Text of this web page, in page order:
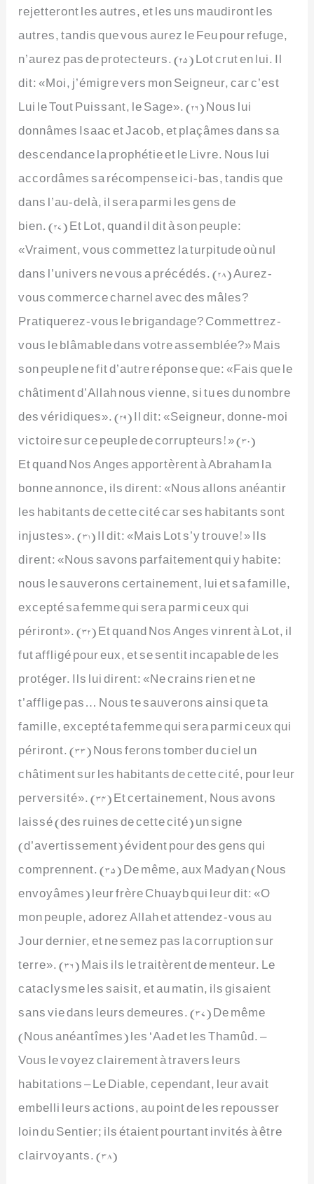
rejetteront les autres, et les uns maudiront les
autres, tandis que vous aurez le Feu pour refuge,
n’aurez pas de protecteurs. (25) Lot crut en lui. Il
dit: «Moi, j’émigre vers mon Seigneur, car c’est
Lui le Tout Puissant, le Sage». (26) Nous lui
donnâmes Isaac et Jacob, et plaçâmes dans sa
descendance la prophétie et le Livre. Nous lui
accordâmes sa récompense ici-bas, tandis que
dans l’au-delà, il sera parmi les gens de
bien. (27) Et Lot, quand il dit à son peuple:
«Vraiment, vous commettez la turpitude où nul
dans l’univers ne vous a précédés. (28) Aurez-
vous commerce charnel avec des mâles?
Pratiquerez-vous le brigandage? Commettrez-
vous le blâmable dans votre assemblée?» Mais
son peuple ne fit d’autre réponse que: «Fais que le
châtiment d’Allah nous vienne, si tu es du nombre
des véridiques». (29) Il dit: «Seigneur, donne-moi
victoire sur ce peuple de corrupteurs!» (30)
Et quand Nos Anges apportèrent à Abraham la
bonne annonce, ils dirent: «Nous allons anéantir
les habitants de cette cité car ses habitants sont
injustes». (31) Il dit: «Mais Lot s’y trouve!» Ils
dirent: «Nous savons parfaitement qui y habite:
nous le sauverons certainement, lui et sa famille,
excepté sa femme qui sera parmi ceux qui
périront». (32) Et quand Nos Anges vinrent à Lot, il
fut affligé pour eux, et se sentit incapable de les
protéger. Ils lui dirent: «Ne crains rien et ne
t’afflige pas… Nous te sauverons ainsi que ta
famille, excepté ta femme qui sera parmi ceux qui
périront. (33) Nous ferons tomber du ciel un
châtiment sur les habitants de cette cité, pour leur
perversité». (34) Et certainement, Nous avons
laissé (des ruines de cette cité) un signe
(d’avertissement) évident pour des gens qui
comprennent. (35) De même, aux Madyan (Nous
envoyâmes) leur frère Chuayb qui leur dit: «O
mon peuple, adorez Allah et attendez-vous au
Jour dernier, et ne semez pas la corruption sur
terre». (36) Mais ils le traitèrent de menteur. Le
cataclysme les saisit, et au matin, ils gisaient
sans vie dans leurs demeures. (37) De même
(Nous anéantîmes) les ‘Aad et les Thamûd. –
Vous le voyez clairement à travers leurs
habitations – Le Diable, cependant, leur avait
embelli leurs actions, au point de les repousser
loin du Sentier; ils étaient pourtant invités à être
clairvoyants. (38)